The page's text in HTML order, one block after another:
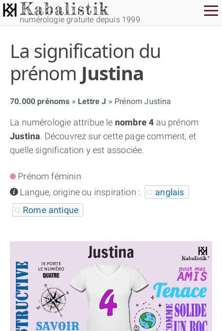
numérologie gratuite depuis 1999
La signification du
prénom Justina
70.000 prénoms Lettre J Prénom Justina
La numérologie attribue le nombre 4 au prénom
Justina. Découvrez sur cette page comment, et
quelle signification y est associée.
Prénom féminin
infoLangue, origine ou inspiration :
anglais
Rome antique
THÈME GRATUIT
THÈME NUMÉROLOGIQUE APPROFONDI
THÈME TEMPOREL
NUMÉROSCOPE
APPRENDRE LA NUMÉROLOGIE
EXPLORER LA NUMÉROLOGIE
70.000 PRÉNOMS